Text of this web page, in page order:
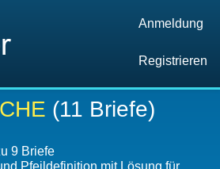
Anmeldung
Registrieren
(11 Briefe)
9 Briefe
Pfeildefinition mit Lösung für